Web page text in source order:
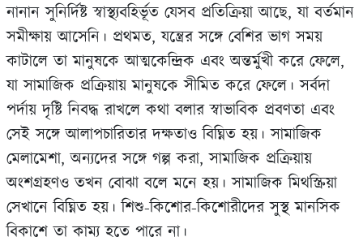
নানান সুনির্দিষ্ট স্বাস্থ্যবহির্ভূত যেসব প্রতিক্রিয়া আছে, যা বর্তমান
সমীক্ষায় আসেনি। প্রথমত, যন্ত্রের সঙ্গে বেশির ভাগ সময়
কাটালে তা মানুষকে আত্মকেন্দ্রিক এবং অন্তর্মুখী করে ফেলে,
যা সামাজিক প্রক্রিয়ায় মানুষকে সীমিত করে ফেলে। সর্বদা
পর্দায় দৃষ্টি নিবদ্ধ রাখলে কথা বলার স্বাভাবিক প্রবণতা এবং
সেই সঙ্গে আলাপচারিতার দক্ষতাও বিঘ্নিত হয়। সামাজিক
মেলামেশা, অন‍্যদের সঙ্গে গল্প করা, সামাজিক প্রক্রিয়ায়
অংশগ্রহণও তখন বোঝা বলে মনে হয়। সামাজিক মিথস্ক্রিয়া
সেখানে বিঘ্নিত হয়। শিশু-কিশোর-কিশোরীদের সুস্থ মানসিক
বিকাশে তা কাম‍্য হতে পারে না।